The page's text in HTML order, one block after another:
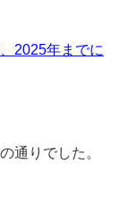
2025年までに
通りでした。